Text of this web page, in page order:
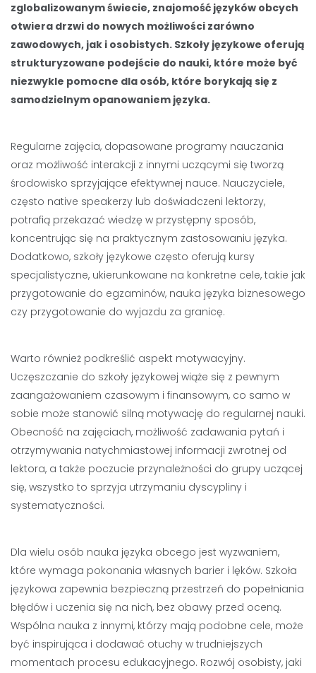
zglobalizowanym świecie, znajomość języków obcych
otwiera drzwi do nowych możliwości zarówno
zawodowych, jak i osobistych. Szkoły językowe oferują
strukturyzowane podejście do nauki, które może być
niezwykle pomocne dla osób, które borykają się z
samodzielnym opanowaniem języka.
Regularne zajęcia, dopasowane programy nauczania
oraz możliwość interakcji z innymi uczącymi się tworzą
środowisko sprzyjające efektywnej nauce. Nauczyciele,
często native speakerzy lub doświadczeni lektorzy,
potrafią przekazać wiedzę w przystępny sposób,
koncentrując się na praktycznym zastosowaniu języka.
Dodatkowo, szkoły językowe często oferują kursy
specjalistyczne, ukierunkowane na konkretne cele, takie jak
przygotowanie do egzaminów, nauka języka biznesowego
czy przygotowanie do wyjazdu za granicę.
Warto również podkreślić aspekt motywacyjny.
Uczęszczanie do szkoły językowej wiąże się z pewnym
zaangażowaniem czasowym i finansowym, co samo w
sobie może stanowić silną motywację do regularnej nauki.
Obecność na zajęciach, możliwość zadawania pytań i
otrzymywania natychmiastowej informacji zwrotnej od
lektora, a także poczucie przynależności do grupy uczącej
się, wszystko to sprzyja utrzymaniu dyscypliny i
systematyczności.
Dla wielu osób nauka języka obcego jest wyzwaniem,
które wymaga pokonania własnych barier i lęków. Szkoła
językowa zapewnia bezpieczną przestrzeń do popełniania
błędów i uczenia się na nich, bez obawy przed oceną.
Wspólna nauka z innymi, którzy mają podobne cele, może
być inspirująca i dodawać otuchy w trudniejszych
momentach procesu edukacyjnego. Rozwój osobisty, jaki